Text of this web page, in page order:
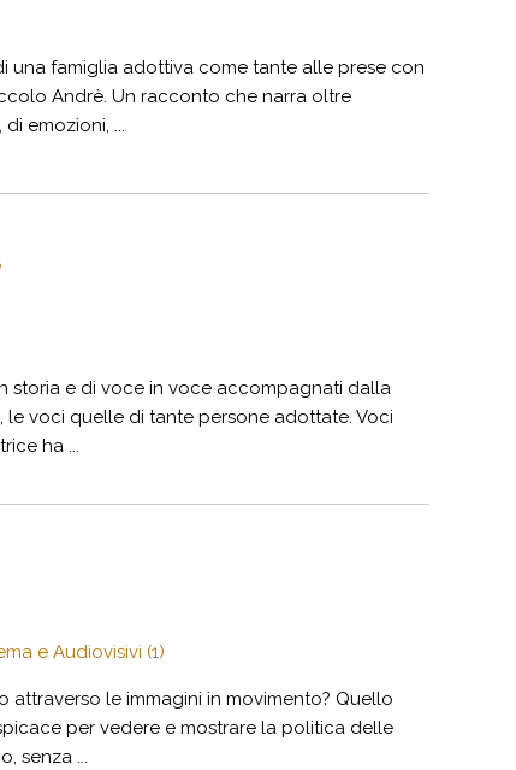
una famiglia adottiva come tante alle prese con
Andrè. Un racconto che narra oltre
emozioni, ...
storia e di voce in voce accompagnati dalla
le voci quelle di tante persone adottate. Voci
ha ...
e Audiovisivi (1)
attraverso le immagini in movimento? Quello
per vedere e mostrare la politica delle
senza ...